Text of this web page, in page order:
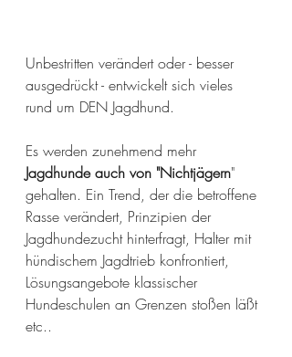
Unbestritten verändert oder - besser
ausgedrückt - entwickelt sich vieles
rund um DEN Jagdhund.
Es werden zunehmend mehr
Jagdhunde auch von "Nichtjägern"
gehalten. Ein Trend, der die betroffene
Rasse verändert, Prinzipien der
Jagdhundezucht hinterfragt, Halter mit
hündischem Jagdtrieb konfrontiert,
Lösungsangebote klassischer
Hundeschulen an Grenzen stoßen läßt
etc..